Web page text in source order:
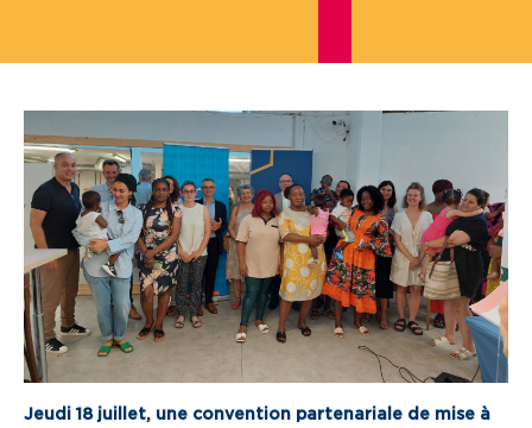
Services aux territoires
Services aux habitants
Innovation
Qui sommes-nous
Notre vision
Jeudi 18 juillet, une convention partenariale de mise à